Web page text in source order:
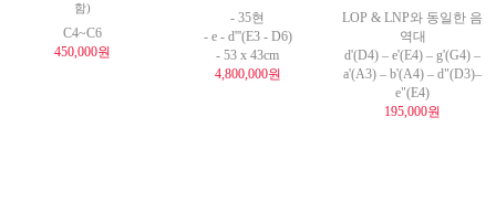
함)
C4~C6
450,000원
- 35현
- e - d'''(E3 - D6)
- 53 x 43cm
4,800,000원
LOP & LNP와 동일한 음
역대
d'(D4) – e'(E4) – g'(G4) –
a'(A3) – b'(A4) – d"(D3)–
e"(E4)
195,000원